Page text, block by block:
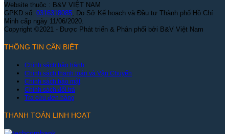
Website thuộc : B&V VIỆT NAM
GPKD số: 0316318085 , Do Sở Kế hoạch và Đầu tư Thành phố Hồ Chí
Minh cấp ngày 11/06/2020.
Copyright ©2021 - Được Phát triển & Phân phối bởi B&V Việt Nam
THÔNG TIN CẦN BIẾT
Chính sách bảo hành
Chính sách thanh toán và Vận Chuyển
Chính sách bảo mật
Chính sách đổi trả
Tra cứu đơn hàng
THANH TOÁN LINH HOẠT